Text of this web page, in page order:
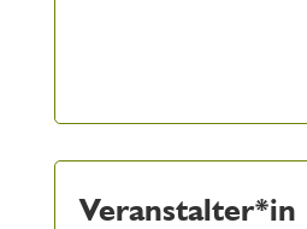
Veranstalter*in